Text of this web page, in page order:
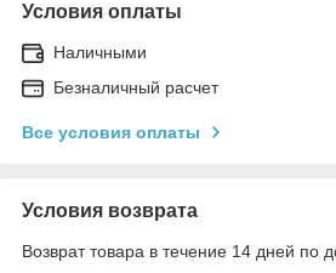
Условия оплаты
Наличными
Безналичный расчет
Все условия оплаты
Условия возврата
Возврат товара в течение 14 дней по